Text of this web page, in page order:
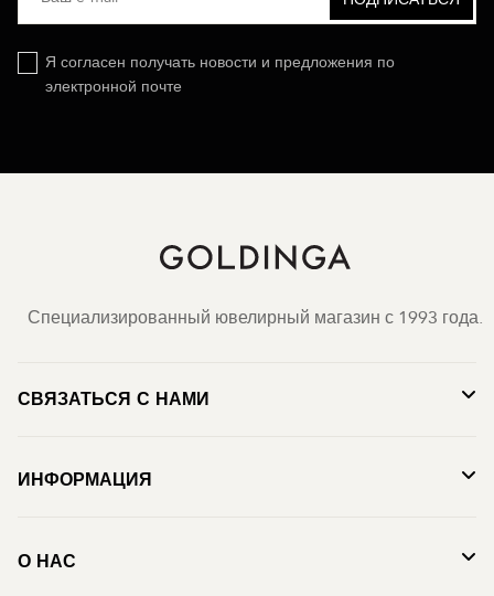
Я согласен получать новости и предложения по
электронной почте
Специализированный ювелирный магазин с 1993 года.
СВЯЗАТЬСЯ С НАМИ
ИНФОРМАЦИЯ
О НАС